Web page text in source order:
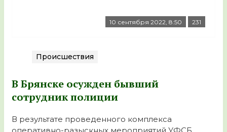
10 сентября 2022, 8:50 231
Происшествия
В Брянске осужден бывший
сотрудник полиции
В результате проведенного комплекса